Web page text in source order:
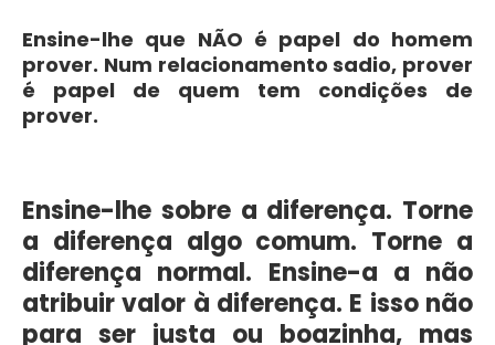
Ensine-lhe que NÃO é papel do homem
prover. Num relacionamento sadio, prover
é papel de quem tem condições de
prover.
Ensine-lhe sobre a diferença. Torne
a diferença algo comum. Torne a
diferença normal. Ensine-a a não
atribuir valor à diferença. E isso não
para ser justa ou boazinha, mas